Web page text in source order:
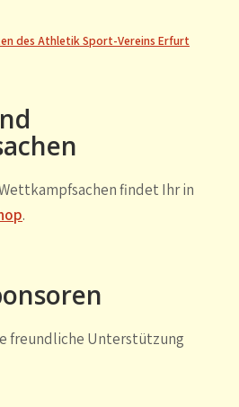
des Athletik Sport-Vereins Erfurt
findet Ihr in
.
freundliche Unterstützung